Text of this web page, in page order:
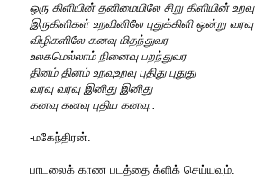
ஒரு கிளியின் தனிமையிலே சிறு கிளியின் உறவு
இருகிளிகள் உறவினிலே புதுக்கிளி ஒன்று வரவு
விழிகளிலே கனவு மிதந்துவர
உலகமெல்லாம் நினைவு பறந்துவர
தினம் தினம் உறவுஉறவு புதிது புதுது
வரவு வரவு இனிது இனிது
கனவு கனவு புதிய கனவு..
-மகேந்திரன்.
பாடலைக் காண படத்தை க்ளிக் செய்யவும்.